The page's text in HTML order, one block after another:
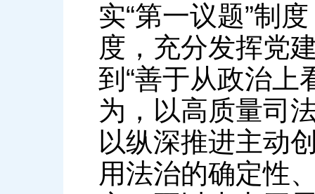
实“第一议题”制
度，充分发挥党
到“善于从政治上
为，以高质量司
以纵深推进主动
用法治的确定性